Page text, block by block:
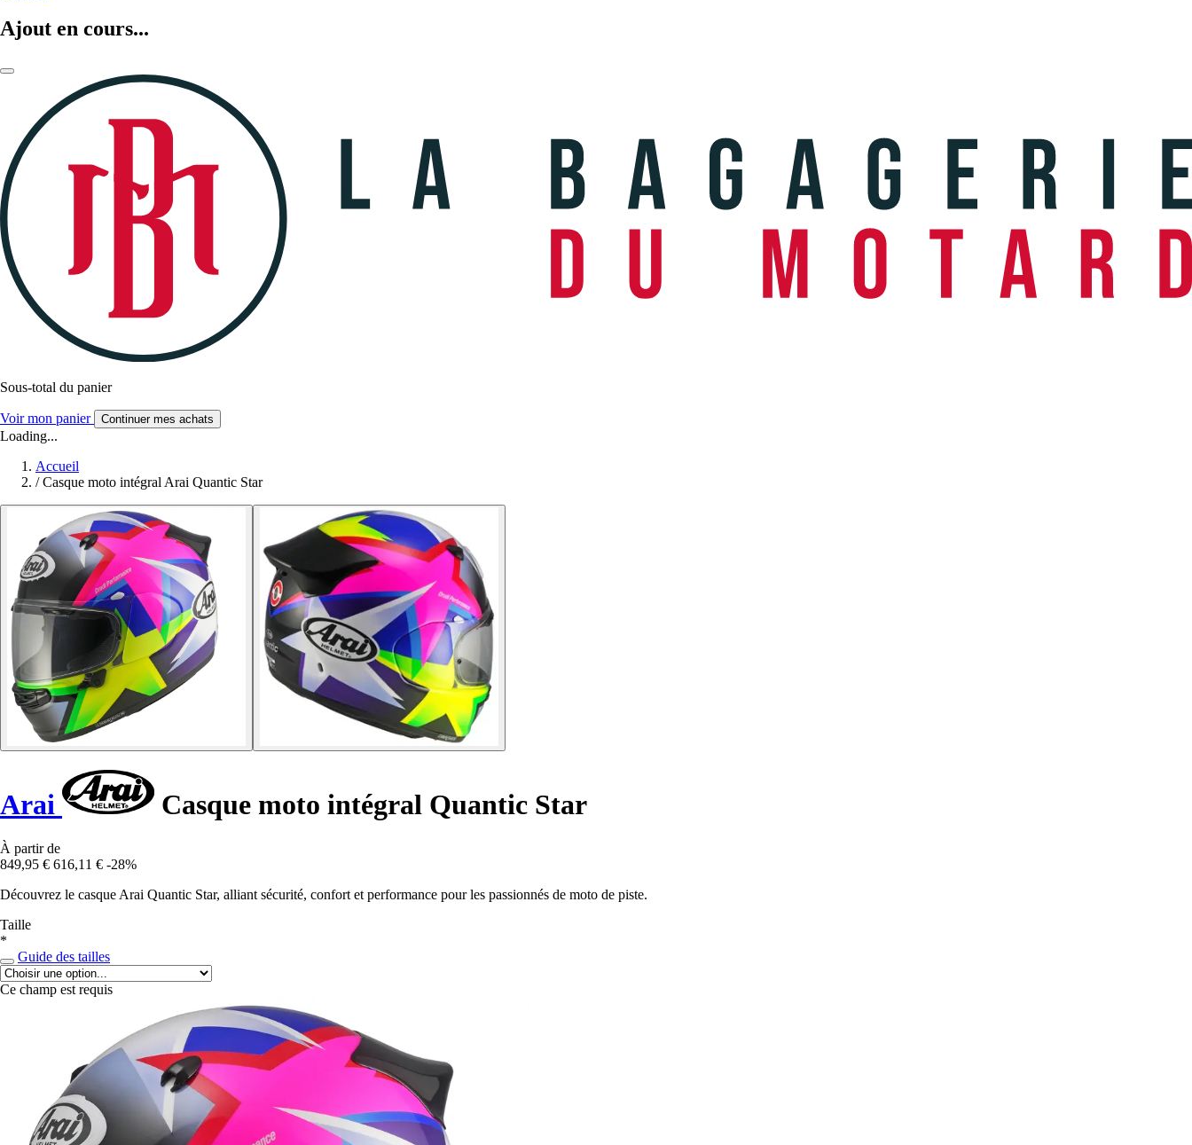
Ajout en cours...
Sous-total du panier
Voir mon panier Continuer mes achats
Loading...
Accueil
/ Casque moto intégral Arai Quantic Star
Arai Casque moto intégral Quantic Star
À partir de
849,95 € 616,11 € -28%
Découvrez le casque Arai Quantic Star, alliant sécurité, confort et performance pour les passionnés de moto de piste.
Taille
*
Guide des tailles
Ce champ est requis